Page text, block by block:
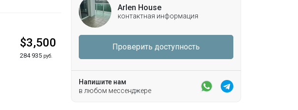
$3,500
284 935 руб.
Arlen House
контактная информация
Проверить доступность
Напишите нам
в любом мессенджере